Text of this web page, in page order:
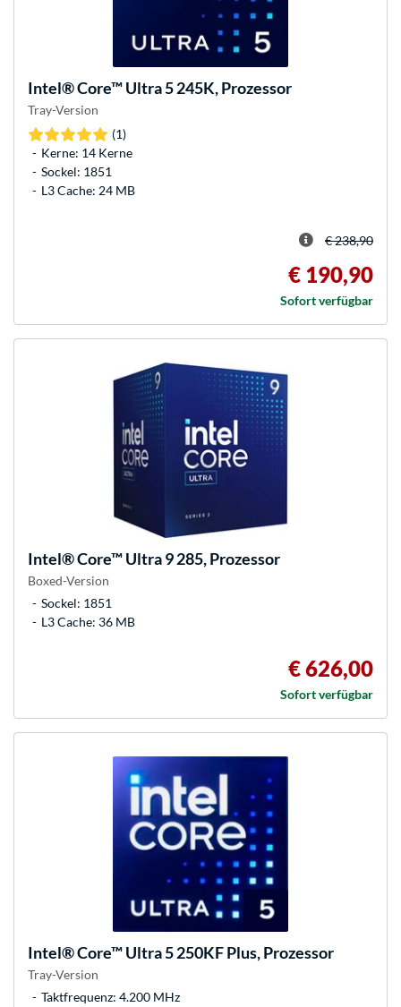
Intel®Core™ Ultra 5 245K, Prozessor
Tray-Version
(1)
Kerne: 14 Kerne
Sockel: 1851
L3 Cache: 24 MB
€ 238,90
€ 190,90
Sofort verfügbar
Intel®Core™ Ultra 9 285, Prozessor
Boxed-Version
Sockel: 1851
L3 Cache: 36 MB
€ 626,00
Sofort verfügbar
Intel®Core™ Ultra 5 250KF Plus, Prozessor
Tray-Version
Taktfrequenz: 4.200 MHz